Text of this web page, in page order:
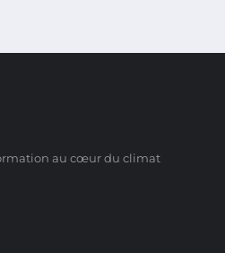
au cœur du climat